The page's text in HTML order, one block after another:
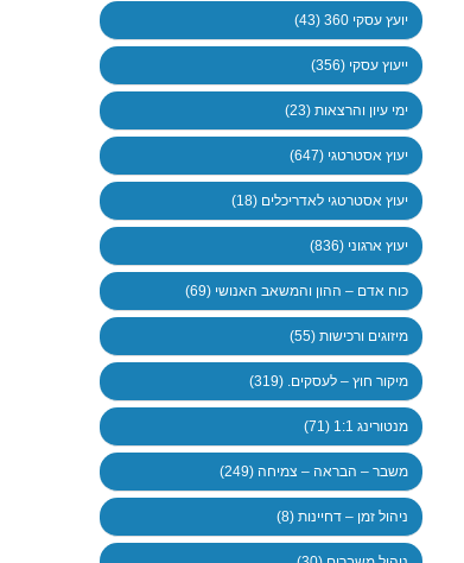
יועץ עסקי 360 (43)
ייעוץ עסקי (356)
ימי עיון והרצאות (23)
יעוץ אסטרטגי (647)
יעוץ אסטרטגי לאדריכלים (18)
יעוץ ארגוני (836)
כוח אדם – ההון והמשאב האנושי (69)
מיזוגים ורכישות (55)
מיקור חוץ – לעסקים. (319)
מנטורינג 1:1 (71)
משבר – הבראה – צמיחה (249)
ניהול זמן – דחיינות (8)